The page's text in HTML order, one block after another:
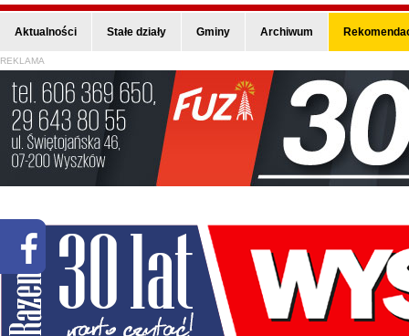
Aktualności Stałe działy Gminy Archiwum
REKLAMA